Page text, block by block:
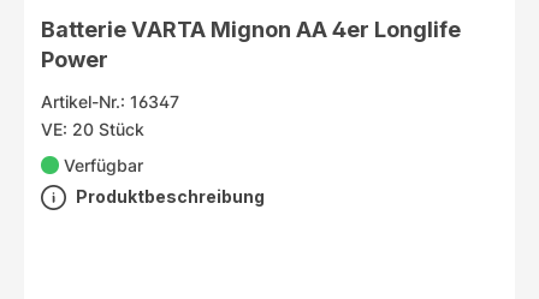
Batterie VARTA Mignon AA 4er Longlife
Power
Artikel-Nr.: 16347
VE: 20 Stück
Verfügbar
Produktbeschreibung